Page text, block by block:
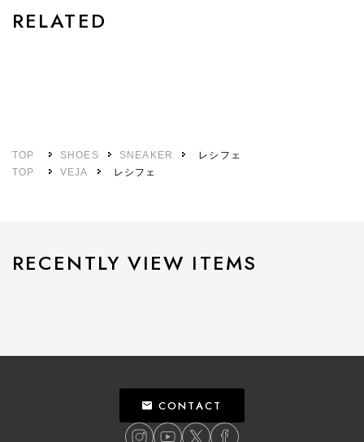
RELATED
TOP SHOES SNEAKER
レシフェ
TOP
VEJA レシフェ
RECENTLY VIEW ITEMS
CONTACT